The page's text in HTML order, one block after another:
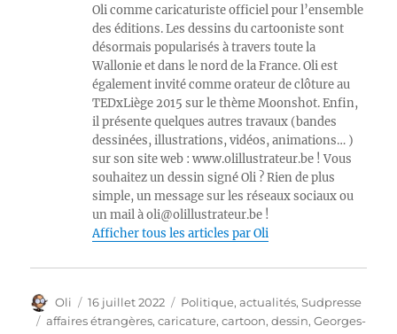
Oli comme caricaturiste officiel pour l’ensemble
des éditions. Les dessins du cartooniste sont
désormais popularisés à travers toute la
Wallonie et dans le nord de la France. Oli est
également invité comme orateur de clôture au
TEDxLiège 2015 sur le thème Moonshot. Enfin,
il présente quelques autres travaux (bandes
dessinées, illustrations, vidéos, animations… )
sur son site web : www.olillustrateur.be ! Vous
souhaitez un dessin signé Oli ? Rien de plus
simple, un message sur les réseaux sociaux ou
un mail à oli@olillustrateur.be !
Afficher tous les articles par Oli
Auteur
Oli
Publié
le
16 juillet 2022 Catégories
Politique, actualités,Sudpresse
Étiquettes
affaires étrangères,caricature,cartoon,dessin,Georges-